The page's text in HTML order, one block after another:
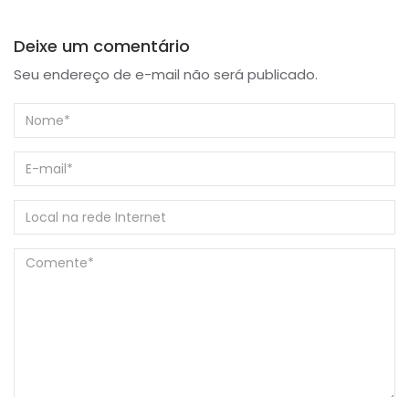
Deixe um comentário
Seu endereço de e-mail não será publicado.